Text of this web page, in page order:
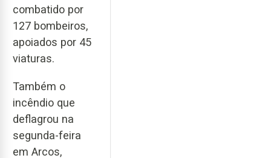
combatido por
127 bombeiros,
apoiados por 45
viaturas.
Também o
incêndio que
deflagrou na
segunda-feira
em Arcos,